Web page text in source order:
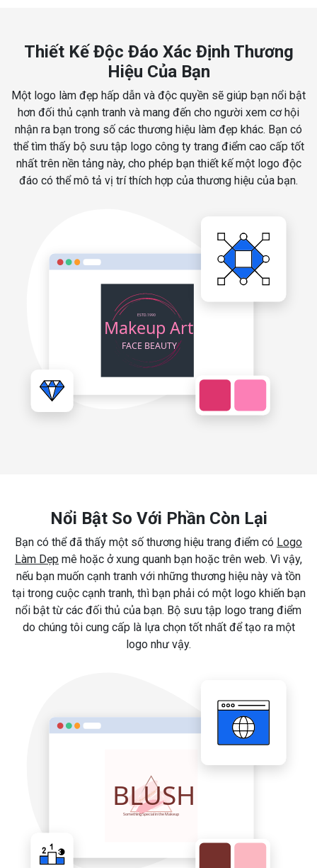
Thiết Kế Độc Đáo Xác Định Thương
Hiệu Của Bạn
Một logo làm đẹp hấp dẫn và độc quyền sẽ giúp bạn nổi bật
hơn đối thủ cạnh tranh và mang đến cho người xem cơ hội
nhận ra bạn trong số các thương hiệu làm đẹp khác. Bạn có
thể tìm thấy bộ sưu tập logo công ty trang điểm cao cấp tốt
nhất trên nền tảng này, cho phép bạn thiết kế một logo độc
đáo có thể mô tả vị trí thích hợp của thương hiệu của bạn.
Nổi Bật So Với Phần Còn Lại
Bạn có thể đã thấy một số thương hiệu trang điểm có Logo
Làm Dẹp mê hoặc ở xung quanh bạn hoặc trên web. Vì vậy,
nếu bạn muốn cạnh tranh với những thương hiệu này và tồn
tại trong cuộc cạnh tranh, thì bạn phải có một logo khiến bạn
nổi bật từ các đối thủ của bạn. Bộ sưu tập logo trang điểm
do chúng tôi cung cấp là lựa chọn tốt nhất để tạo ra một
logo như vậy.